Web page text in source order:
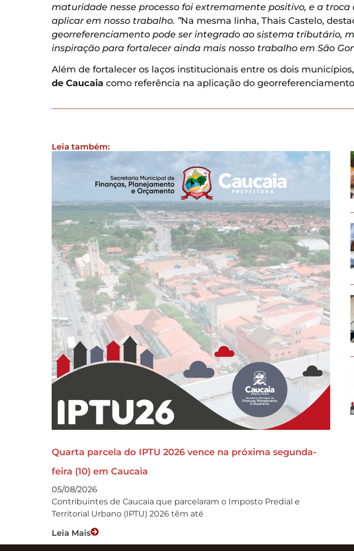
maturidade nesse processo foi extremamente positivo, e a
aplicar em nosso trabalho. ”Na mesma linha, Thais Castelo,
georreferenciamento pode ser integrado ao sistema tributário,
inspiração para fortalecer ainda mais nosso trabalho em São
Além de fortalecer os laços institucionais entre os dois
de Caucaia como referência na aplicação do
Leia também:
Quarta parcela do IPTU 2026 vence na próxima segunda-
feira (10) em Caucaia
05/08/2026
Contribuintes de Caucaia que parcelaram o Imposto Predial e
Territorial Urbano (IPTU) 2026 têm até
Leia Mais